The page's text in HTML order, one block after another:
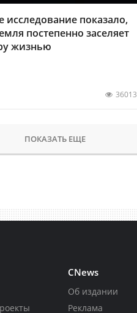
исследование показало,
постепенно заселяет
жизнью
36013
ПОКАЗАТЬ ЕЩЕ
CNews
Об издании
Реклама